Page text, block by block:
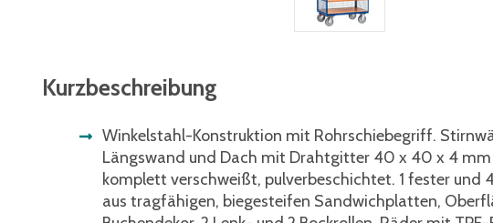
Kurzbeschreibung
Winkelstahl-Konstruktion mit Rohrschiebegriff.
Längswand und Dach mit Drahtgitter 40 x 40 x 4 mm
komplett verschweißt, pulverbeschichtet. 1 fester und
aus tragfähigen, biegesteifen Sandwichplatten,